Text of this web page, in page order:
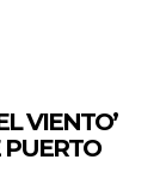
VIENTO’
PUERTO